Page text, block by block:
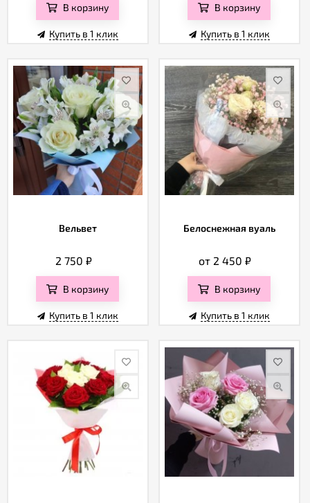
В корзину
Купить в 1 клик
В корзину
Купить в 1 клик
Вельвет
2 750 ₽
В корзину
Купить в 1 клик
Белоснежная вуаль
от 2 450₽
В корзину
Купить в 1 клик